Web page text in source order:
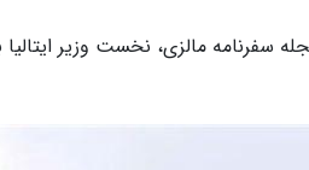
سفرنامه مالزی، نخست وزیر